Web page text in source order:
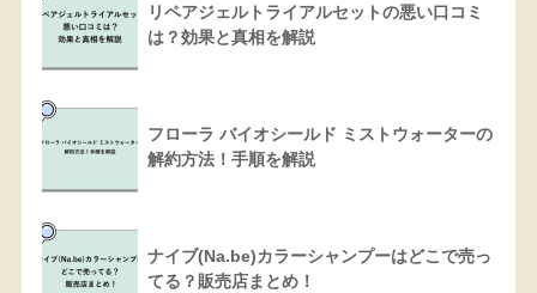
リペアジェルトライアルセットの悪い口コミ
は？効果と真相を解説
フローラ バイオシールド ミストウォーターの
解約方法！手順を解説
ナイブ(Na.be)カラーシャンプーはどこで売っ
てる？販売店まとめ！